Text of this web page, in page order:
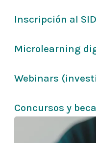
Inscripción al
Microlearning
Webinars
Concursos y